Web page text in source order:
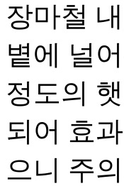
장마철
볕에 널
정도의
되어 효
으니 주